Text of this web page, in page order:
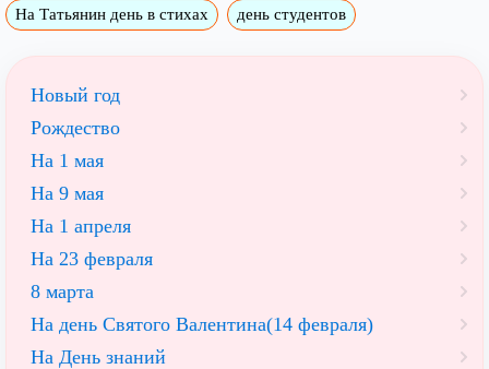
На Татьянин день в стихах день студентов
Новый год
Рождество
На 1 мая
На 9 мая
На 1 апреля
На 23 февраля
8 марта
На день Святого Валентина(14 февраля)
На День знаний